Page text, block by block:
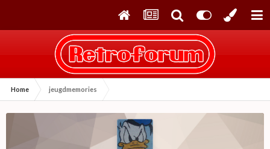
Home jeugdmemories